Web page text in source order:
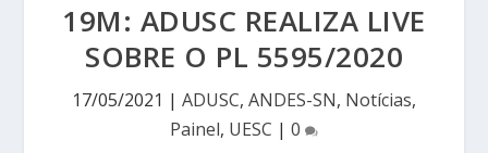
19M: ADUSC REALIZA LIVE
SOBRE O PL 5595/2020
17/05/2021 | ADUSC, ANDES-SN, Notícias,
Painel, UESC | 0